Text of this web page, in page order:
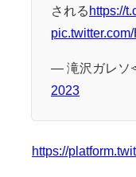
される https://
— 滝沢ガレソ
2023
https://